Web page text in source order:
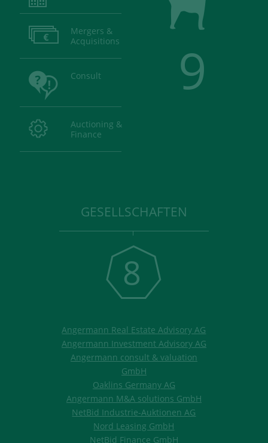
Mergers &
Acquisitions
Consult
Auctioning &
Finance
9
GESELLSCHAFTEN
8
Angermann Real Estate Advisory AG
Angermann Investment Advisory AG
Angermann consult & valuation
GmbH
Oaklins Germany AG
Angermann M&A solutions GmbH
NetBid Industrie-Auktionen AG
Nord Leasing GmbH
NetBid Finance GmbH